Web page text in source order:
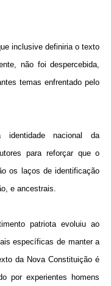
inclusive definiria o texto
não foi despercebida,
temas enfrentado pelo
nacional da
para reforçar que o
os laços de identificação
e ancestrais.
patriota evoluiu ao
específicas de manter a
da Nova Constituição é
por experientes homens